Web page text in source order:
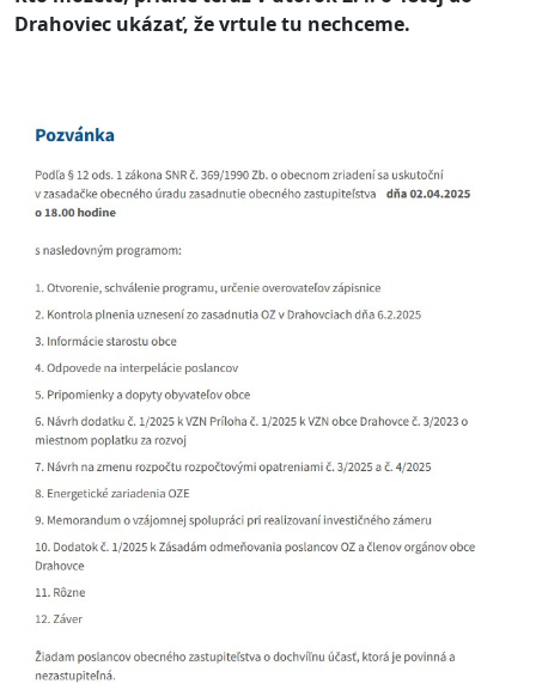
Drahoviec ukázať, že vrtule tu nechceme.